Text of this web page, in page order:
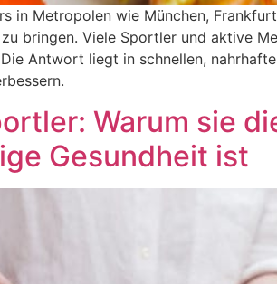
in Metropolen wie München,
bringen. Viele Sportler und aktive
Antwort liegt in schnellen,
Warum sie
Gesundheit ist